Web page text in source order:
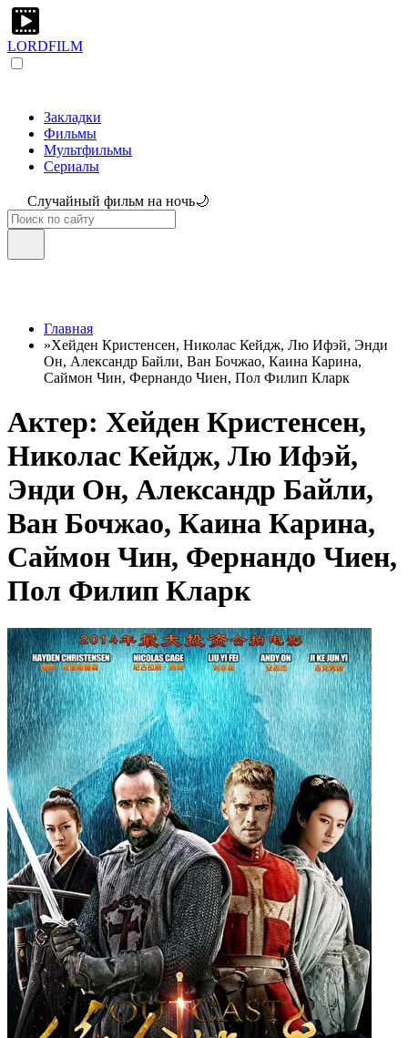
LORDFILM
Закладки
Фильмы
Мультфильмы
Сериалы
Случайный фильм на ночь🌙
Главная
»Хейден Кристенсен, Николас Кейдж, Лю Ифэй, Энди
Он, Александр Байли, Ван Бочжао, Каина Карина,
Саймон Чин, Фернандо Чиен, Пол Филип Кларк
Актер: Хейден Кристенсен,
Николас Кейдж, Лю Ифэй,
Энди Он, Александр Байли,
Ван Бочжао, Каина Карина,
Саймон Чин, Фернандо Чиен,
Пол Филип Кларк